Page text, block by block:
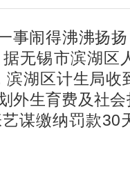
闹得沸沸扬扬
无锡市滨湖区
湖区计生局收
外生育费及社
谋缴纳罚款30